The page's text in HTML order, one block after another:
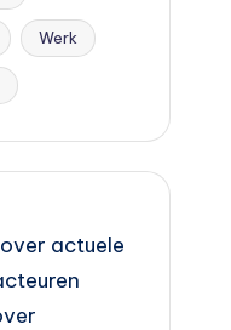
Werk
actuele